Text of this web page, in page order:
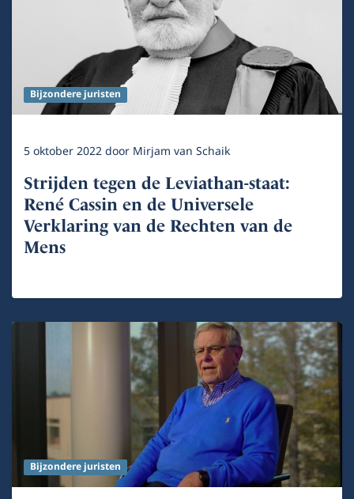
Bijzondere juristen
5 oktober 2022door Mirjam van Schaik
Strijden tegen de Leviathan-staat:
René Cassin en de Universele
Verklaring van de Rechten van de
Mens
Bijzondere juristen